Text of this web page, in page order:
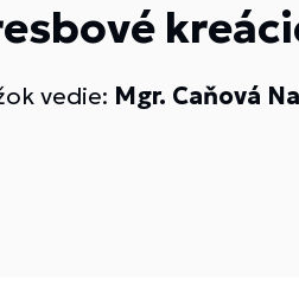
vedie: Mgr. Caňová